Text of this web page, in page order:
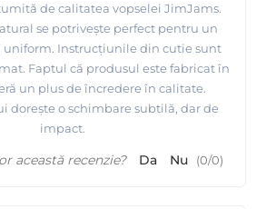
de calitatea vopselei JimJams.
se potrivește perfect pentru un
uniform. Instrucțiunile din cutie sunt
Faptul că produsul este fabricat în
un plus de încredere în calitate.
dorește o schimbare subtilă, dar de
impact.
această recenzie? Da Nu (0/0)